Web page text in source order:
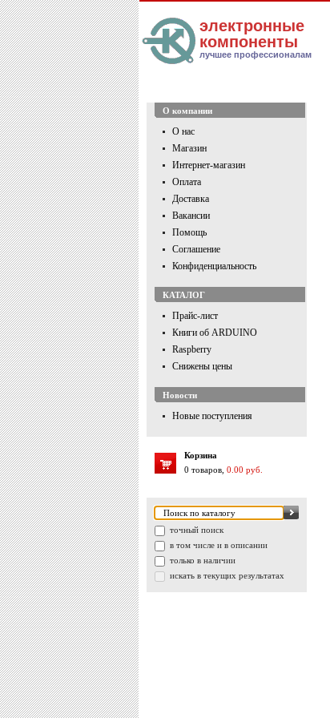
электронные
компоненты
лучшее профессионалам
О компании
О нас
Магазин
Интернет-магазин
Оплата
Доставка
Вакансии
Помощь
Соглашение
Конфиденциальность
КАТАЛОГ
Прайс-лист
Книги об ARDUINO
Raspberry
Снижены цены
Новости
Новые поступления
Корзина
0 товаров, 0.00 руб.
точный поиск
в том числе и в описании
только в наличии
искать в текущих результатах